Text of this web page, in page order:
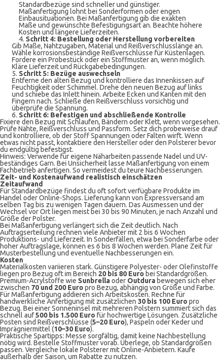
Standardbezüge sind schneller und günstiger.
Maßanfertigung lohnt bei Sonderformen oder engen
Einbausituationen. Bei Maßanfertigung gib die exakten
Maße und gewünschte Befestigungsart an. Beachte höhere
Kosten und längere Lieferzeiten.
4. Schritt 4: Bestellung oder Herstellung vorbereiten
Gib Maße, Nahtzugaben, Material und Reißverschlusslänge an.
Wähle korrosionsbeständige Reißverschlüsse für Küstenlagen.
Fordere ein Probestück oder ein Stoffmuster an, wenn möglich.
Kläre Lieferzeit und Rückgabebedingungen.
5. Schritt 5: Bezüge auswechseln
Entferne den alten Bezug und kontrolliere das Innenkissen auf
Feuchtigkeit oder Schimmel. Drehe den neuen Bezug auf links
und schiebe das Inlett hinein. Arbeite Ecken und Kanten mit den
Fingern nach. Schließe den Reißverschluss vorsichtig und
überprüfe die Spannung.
6. Schritt 6: Befestigen und abschließende Kontrolle
Fixiere den Bezug mit Schlaufen, Bändern oder Klett, wenn vorgesehen.
Prüfe Nähte, Reißverschluss und Passform. Setz dich probeweise drauf
und kontrolliere, ob der Stoff Spannungen oder Falten wirft. Wenn
etwas nicht passt, kontaktiere den Hersteller oder den Polsterer bevor
du endgültig befestigst.
Hinweis: Verwende für eigene Näharbeiten passende Nadel und UV-
beständiges Garn. Bei Unsicherheit lasse Maßanfertigung von einem
Fachbetrieb anfertigen. So vermeidest du teure Nachbesserungen.
Zeit- und Kostenaufwand realistisch einschätzen
Zeitaufwand
Für Standardbezüge findest du oft sofort verfügbare Produkte im
Handel oder Online-Shops. Lieferung kann von Expressversand am
selben Tag bis zu wenigen Tagen dauern. Das Ausmessen und der
Wechsel vor Ort liegen meist bei 30 bis 90 Minuten, je nach Anzahl und
Größe der Polster.
Bei Maßanfertigung verlängert sich die Zeit deutlich. Nach
Auftragserteilung rechnen viele Anbieter mit 2 bis 6 Wochen
Produktions- und Lieferzeit. In Sonderfällen, etwa bei Sonderfarbe oder
hoher Auftragslage, können es 6 bis 8 Wochen werden. Plane Zeit für
Musterbestellung und eventuelle Nachbesserungen ein.
Kosten
Materialkosten variieren stark. Günstigere Polyester- oder Olefinstoffe
liegen pro Bezug oft im Bereich 20 bis 80 Euro bei Standardgrößen.
Premium-Acrylstoffe wie Sunbrellaoder Outdura bewegen sich eher
zwischen 70 und 200 Euro pro Bezug, abhängig von Größe und Farbe.
Für Maßanfertigung addieren sich Arbeitskosten. Rechne für
handwerkliche Anfertigung mit zusätzlichen 30 bis 100 Euro pro
Bezug. Bei einer Sonneninsel mit mehreren Polstern summiert sich das
schnell auf500 bis 1.500 Euro für hochwertige Lösungen. Zusätzliche
Posten sind Reißverschlüsse (5–20 Euro), Paspeln oder Keder und
Imprägniermittel (10–30 Euro).
Praktische Spartipps: Messe sorgfältig, damit keine Nachbestellung
nötig wird. Bestelle Stoffmuster vorab. Überlege, ob Standardgrößen
passen. Vergleiche lokale Polsterer mit Online-Anbietern. Kaufe
außerhalb der Saison, um Rabatte zu nutzen.